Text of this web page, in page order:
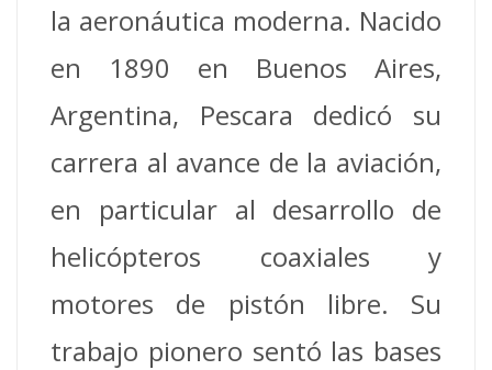
la aeronáutica moderna. Nacido
en 1890 en Buenos Aires,
Argentina, Pescara dedicó su
carrera al avance de la aviación,
en particular al desarrollo de
helicópteros coaxiales y
motores de pistón libre. Su
trabajo pionero sentó las bases